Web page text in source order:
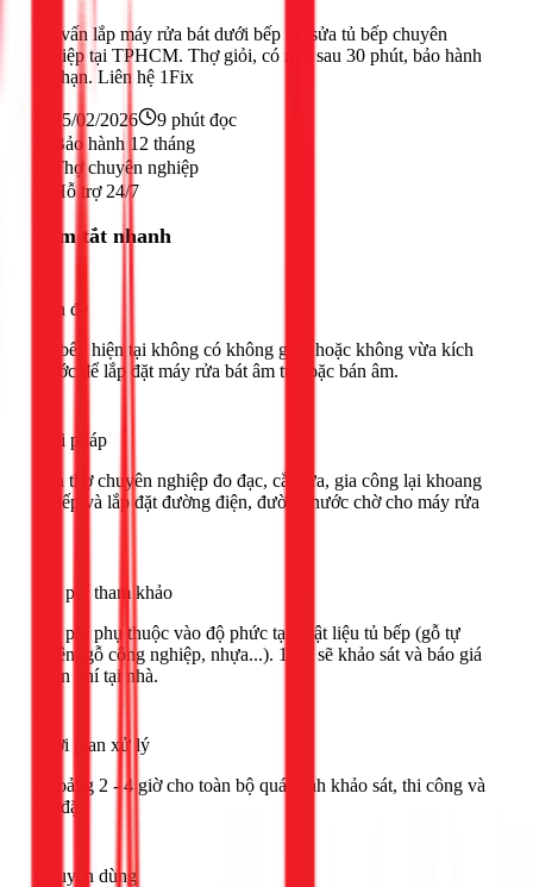
Tư vấn lắp máy rửa bát dưới bếp từ, sửa tủ bếp chuyên
nghiệp tại TPHCM. Thợ giỏi, có mặt sau 30 phút, bảo hành
dài hạn. Liên hệ 1Fix
25/02/2026 9 phút đọc
Bảo hành 12 tháng
Thợ chuyên nghiệp
Hỗ trợ 24/7
Tóm tắt nhanh
Vấn đề
Tủ bếp hiện tại không có không gian hoặc không vừa kích
thước để lắp đặt máy rửa bát âm tủ hoặc bán âm.
Giải pháp
Cần thợ chuyên nghiệp đo đạc, cắt sửa, gia công lại khoang
tủ bếp và lắp đặt đường điện, đường nước chờ cho máy rửa
Chi phí tham khảo
Chi phí phụ thuộc vào độ phức tạp, vật liệu tủ bếp (gỗ tự
nhiên, gỗ công nghiệp, nhựa...). 1Fix sẽ khảo sát và báo giá
miễn phí tại nhà.
Thời gian xử lý
Khoảng 2 - 4 giờ cho toàn bộ quá trình khảo sát, thi công và
lắp đặt.
Khuyên dùng